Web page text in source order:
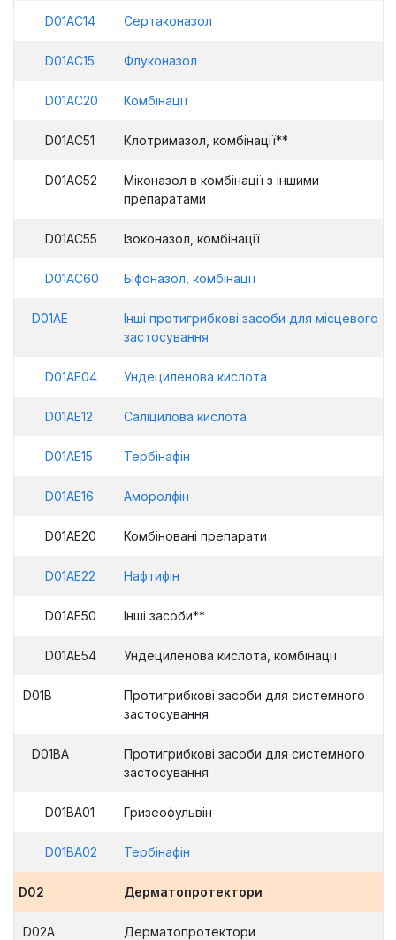
D01AC14 Сертаконазол
D01AC15 Флуконазол
D01AC20 Комбінації
D01AC51 Клотримазол, комбінації**
D01AC52
Міконазол в комбінації з іншими
препаратами
D01AC55 Ізоконазол, комбінації
D01AC60 Біфоназол, комбінації
D01AE
Інші протигрибкові засоби для місцевого
застосування
D01AE04 Ундециленова кислота
D01AE12 Саліцилова кислота
D01AE15 Тербінафін
D01AE16 Аморолфін
D01AE20 Комбіновані препарати
D01AE22 Нафтифін
D01AE50 Інші засоби**
D01AE54 Ундециленова кислота, комбінації
D01B
Протигрибкові засоби для системного
застосування
D01BA
Протигрибкові засоби для системного
застосування
D01BA01 Гризеофульвін
D01BA02 Тербінафін
D02 Дерматопротектори
D02A Дерматопротектори